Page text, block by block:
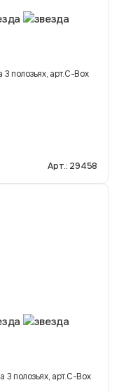
полозьях, арт.C-Box
Арт.: 29458
полозьях, арт.C-Box